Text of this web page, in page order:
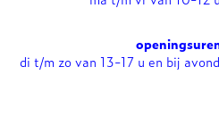
di t/m zo van 13-17 u en bij